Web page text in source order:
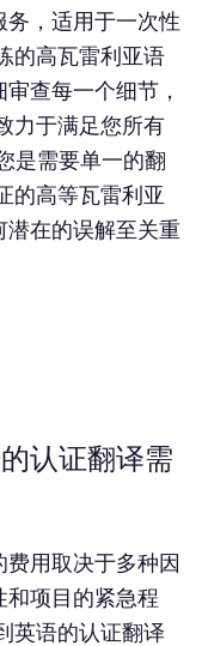
，适用于一次性
的高瓦雷利亚语
查每一个细节，
力于满足您所有
是需要单一的翻
的高等瓦雷利亚
在的误解至关重
认证翻译需
用取决于多种因
项目的紧急程
英语的认证翻译